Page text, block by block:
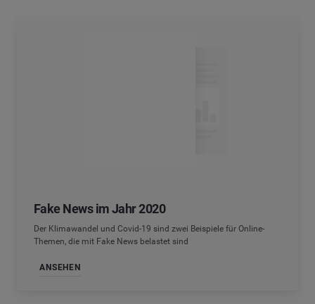
Fake News im Jahr 2020
Der Klimawandel und Covid-19 sind zwei Beispiele für Online-
Themen, die mit Fake News belastet sind
ANSEHEN